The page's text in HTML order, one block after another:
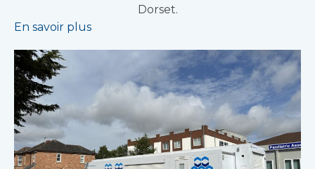
Dorset.
En savoir plus